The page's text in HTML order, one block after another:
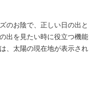
のお陰で、正しい日の出と
出を見たい時に役立つ機能
、太陽の現在地が表示され